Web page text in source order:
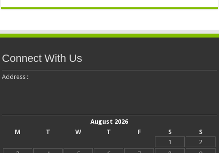
Connect With Us
Address :
August 2026
M
T W T F S
S
1
2